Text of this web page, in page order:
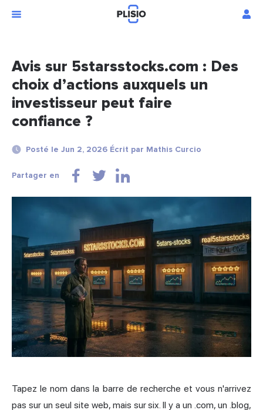
Avis sur 5starsstocks.com : Des
choix d’actions auxquels un
investisseur peut faire
confiance ?
Posté le Jun 2, 2026 Écrit par Mathis Curcio
Partager en
Tapez le nom dans la barre de recherche et vous n'arrivez
pas sur un seul site web, mais sur six. Il y a un .com, un .blog,